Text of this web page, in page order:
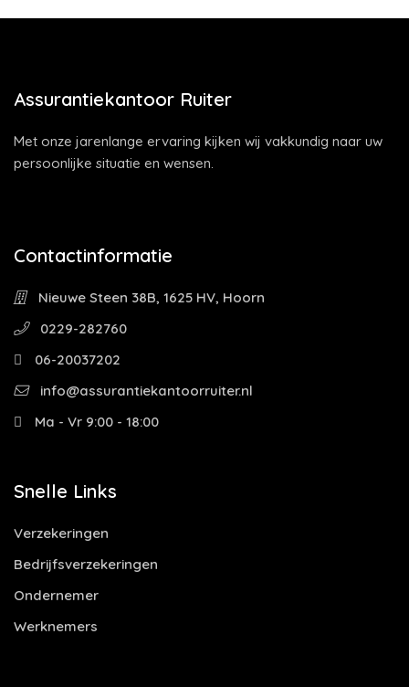
Assurantiekantoor Ruiter
Met onze jarenlange ervaring kijken wij vakkundig naar uw
persoonlijke situatie en wensen.
Contactinformatie
Nieuwe Steen 38B, 1625 HV, Hoorn
0229-282760
06-20037202
info@assurantiekantoorruiter.nl
Ma - Vr 9:00 - 18:00
Snelle Links
Verzekeringen
Bedrijfsverzekeringen
Ondernemer
Werknemers